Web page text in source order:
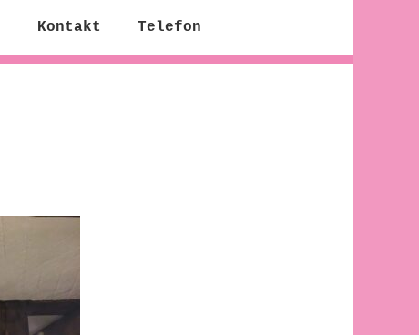
Kontakt Telefon